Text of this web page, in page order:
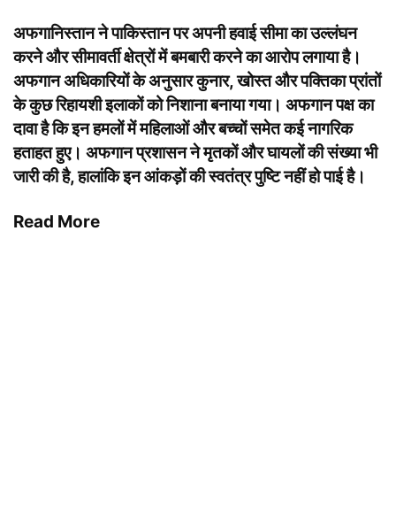
अफगानिस्तान ने पाकिस्तान पर अपनी हवाई सीमा का उल्लंघन
करने और सीमावर्ती क्षेत्रों में बमबारी करने का आरोप लगाया है।
अफगान अधिकारियों के अनुसार कुनार, खोस्त और पक्तिका प्रांतों
के कुछ रिहायशी इलाकों को निशाना बनाया गया। अफगान पक्ष का
दावा है कि इन हमलों में महिलाओं और बच्चों समेत कई नागरिक
हताहत हुए। अफगान प्रशासन ने मृतकों और घायलों की संख्या भी
जारी की है, हालांकि इन आंकड़ों की स्वतंत्र पुष्टि नहीं हो पाई है।
Read More